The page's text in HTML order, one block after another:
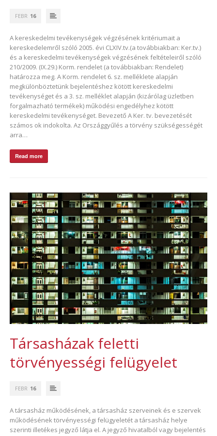
FEBR 16
A kereskedelmi tevékenységek végzésének kritériumait a
kereskedelemről szóló 2005. évi CLXIV.tv.(a továbbiakban: Ker.tv.)
és a kereskedelmi tevékenységek végzésének feltételeiről szóló
210/2009. (IX.29.) Korm. rendelet (a továbbiakban: Rendelet)
határozza meg. A Korm. rendelet 6. sz. melléklete alapján
megkülönböztetünk bejelentéshez kötött kereskedelmi
tevékenységet és a 3. sz. melléklet alapján (kizárólag üzletben
forgalmazható termékek) működési engedélyhez kötött
kereskedelmi tevékenységet. Bevezető A Ker. tv. bevezetését
számos ok indokolta. Az Országgyűlés a törvény szükségességét
arra…
Read more
Társasházak feletti
törvényességi felügyelet
FEBR 16
A társasház működésének, a társasház szerveinek és e szervek
működésének törvényességi felügyeletét a társasház helye
szerinti illetékes jegyző látja el. A jegyző hivatalból vagy bejelentés